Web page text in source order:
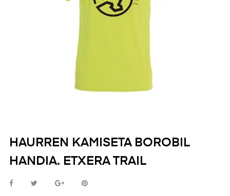
HAURREN KAMISETA BOROBIL
HANDIA. ETXERA TRAIL